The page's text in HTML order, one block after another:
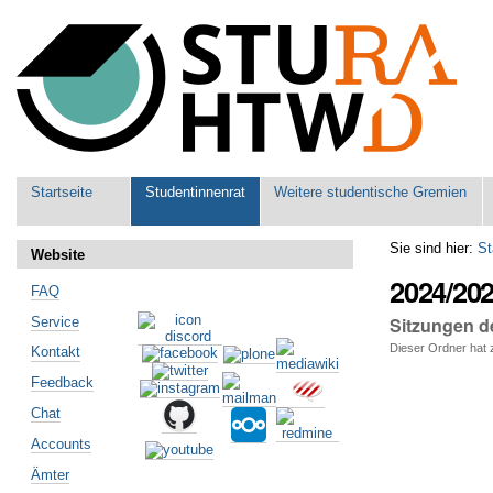
Werkzeuge
Sektionen
Startseite Studentinnenrat Weitere studentische Gremien
Sie sind hier:
2024/
Sitzungen
Dieser Ordner hat
Website
FAQ
Service
Kontakt
Feedback
Chat
Accounts
Ämter